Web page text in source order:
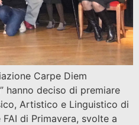
Carpe Diem
hanno deciso di premiare
Artistico e Linguistico di
di Primavera, svolte a